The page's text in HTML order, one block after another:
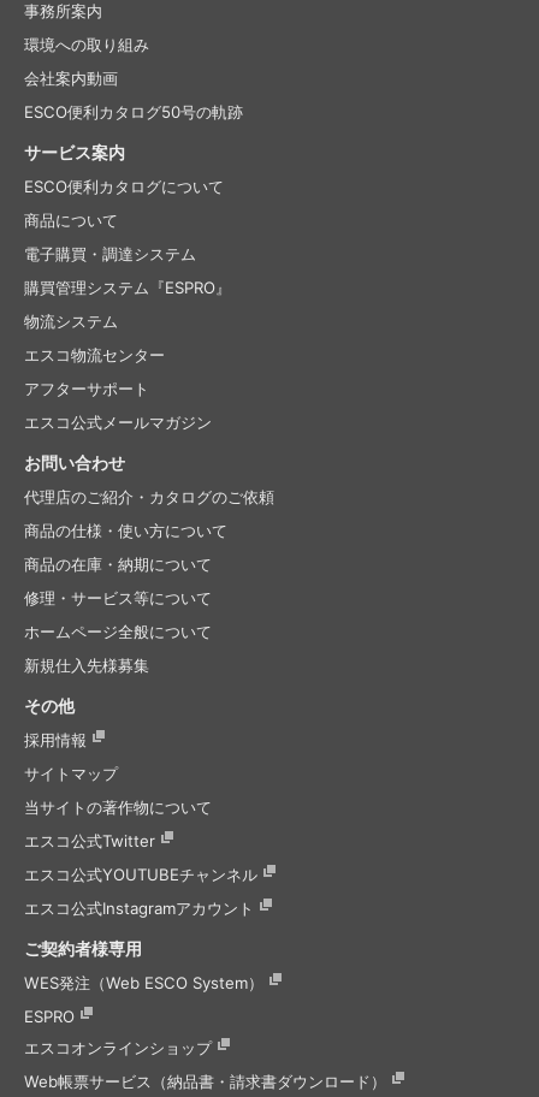
事務所案内
環境への取り組み
会社案内動画
ESCO便利カタログ50号の軌跡
サービス案内
ESCO便利カタログについて
商品について
電子購買・調達システム
購買管理システム『ESPRO』
物流システム
エスコ物流センター
アフターサポート
エスコ公式メールマガジン
お問い合わせ
代理店のご紹介・ カタログのご依頼
商品の仕様・使い方について
商品の在庫・納期について
修理・サービス等について
ホームページ全般について
新規仕入先様募集
その他
採用情報
サイトマップ
当サイトの著作物について
エスコ公式Twitter
エスコ公式YOUTUBEチャンネル
エスコ公式Instagramアカウント
ご契約者様専用
WES発注（Web ESCO System）
ESPRO
エスコオンラインショップ
Web帳票サービス（納品書・請求書ダウンロード）